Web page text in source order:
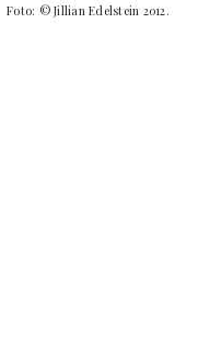
Foto: © Jillian Edelstein 2012.